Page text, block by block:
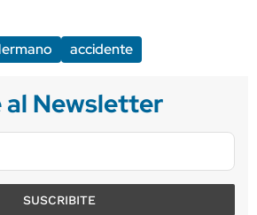
accidente
Newsletter
SUSCRIBITE